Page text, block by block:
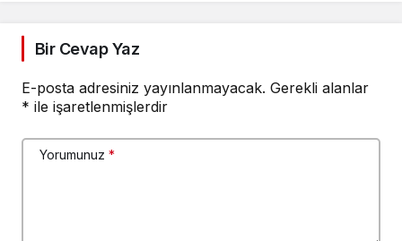
Bir Cevap Yaz
E-posta adresiniz yayınlanmayacak. Gerekli alanlar
* ile işaretlenmişlerdir
Yorumunuz *